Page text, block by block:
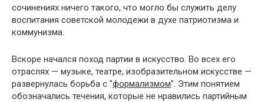
сочинениях ничего такого, что могло бы служить делу
воспитания советской молодежи в духе патриотизма и
коммунизма.
Вскоре начался поход партии в искусство. Во всех его
отраслях — музыке, театре, изобразительном искусстве —
развернулась борьба с "формализмом". Этим понятием
обозначались течения, которые не нравились партийным